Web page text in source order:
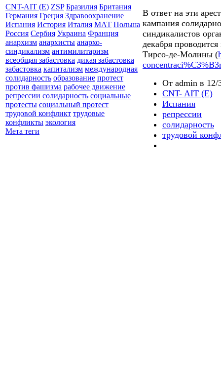
CNT-AIT (E) ZSP Бразилия Британия
Германия Греция Здравоохранение
Испания История Италия МАТ Польша
Россия Сербия Украина Франция
анархизм анархисты анархо-
синдикализм антимилитаризм
всеобщая забастовка дикая забастовка
забастовка капитализм международная
солидарность образование протест
против фашизма рабочее движение
репрессии солидарность социальные
протесты социальный протест
трудовой конфликт трудовые
конфликты экология
Мета теги
В ответ на эти
кампания
синдикалистов
декабря
Тирсо-де-Молины (
От admin в 12/
CNT- AIT (E)
Испания
репрессии
солидарность
трудовой